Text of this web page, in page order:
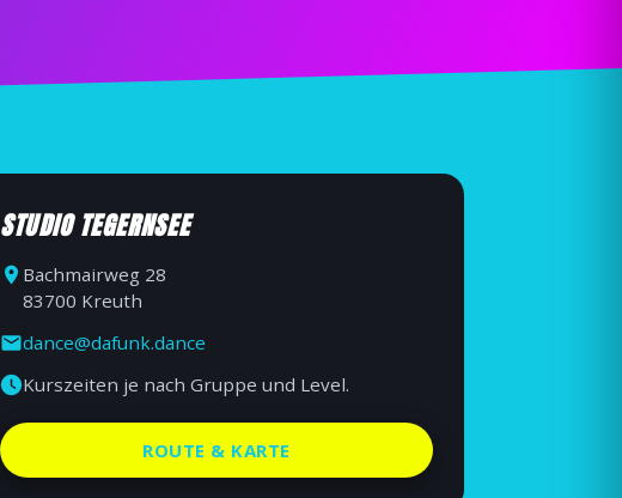
STUDIO TEGERNSEE
Bachmairweg 28
83700 Kreuth
dance@dafunk.dance
Kurszeiten je nach Gruppe und Level.
ROUTE & KARTE